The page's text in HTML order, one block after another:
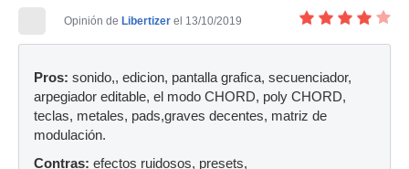
Opinión de Libertizer el 13/10/2019
Pros: sonido,, edicion, pantalla grafica, secuenciador,
arpegiador editable, el modo CHORD, poly CHORD,
teclas, metales, pads,graves decentes, matriz de
modulación.
Contras: efectos ruidosos, presets,